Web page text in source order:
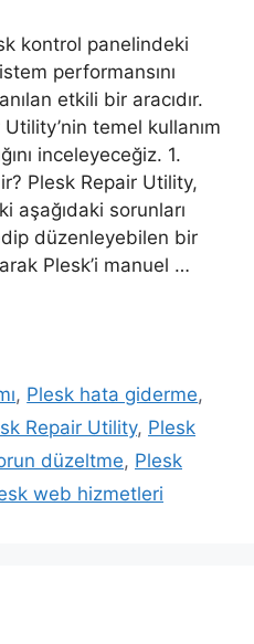
kontrol panelindeki
performansını
etkili bir aracıdır.
temel kullanım
inceleyeceğiz. 1.
Plesk Repair Utility,
aşağıdaki sorunları
düzenleyebilen bir
Plesk’i manuel …
, Plesk hata giderme,
Repair Utility, Plesk
düzeltme, Plesk
web hizmetleri